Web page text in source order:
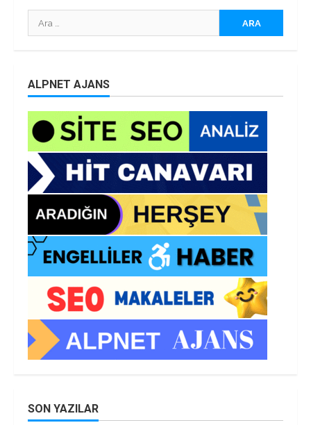
Arama:
ALPNET AJANS
SON YAZILAR